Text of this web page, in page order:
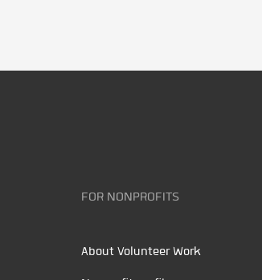
FOR NONPROFITS
About Volunteer Work